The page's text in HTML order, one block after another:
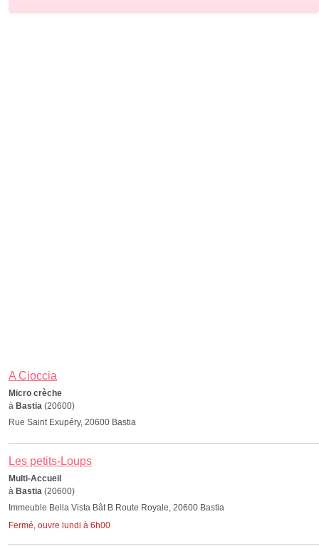
A Cioccia
Micro crèche
à Bastia (20600)
Rue Saint Exupéry, 20600 Bastia
Les petits-Loups
Multi-Accueil
à Bastia (20600)
Immeuble Bella Vista Bât B Route Royale, 20600 Bastia
Fermé, ouvre lundi à 6h00